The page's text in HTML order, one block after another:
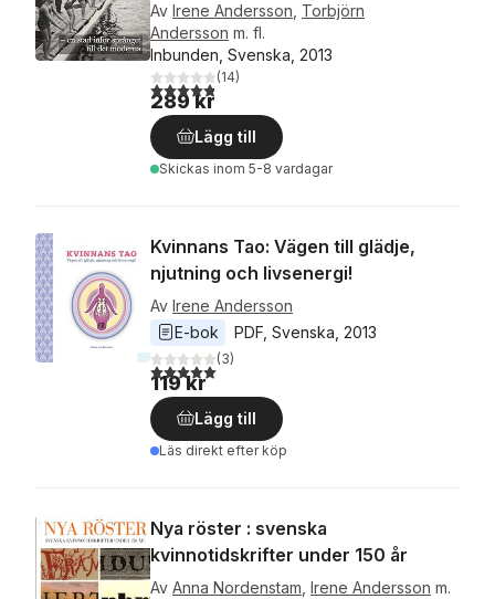
Av Irene Andersson Torbjörn
Andersson m. fl.
Inbunden, Svenska, 2013
4,8utav 5 stjärnor. Totalt antal röster:
(14)
289 kr
Lägg till
Skickas inom 5-8 vardagar
Kvinnans Tao: Vägen till glädje,
njutning och livsenergi!
Av Irene Andersson
E-bok
PDF Svenska 2013
5,0utav 5 stjärnor. Totalt antal röster:
(3)
119 kr
Lägg till
Läs direkt efter köp
Nya röster : svenska
kvinnotidskrifter under 150 år
Av Anna Nordenstam Irene Andersson m.